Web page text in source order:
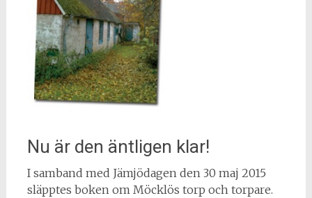
Nu är den äntligen klar!
I samband med Jämjödagen den 30 maj 2015
släpptes boken om Möcklös torp och torpare.